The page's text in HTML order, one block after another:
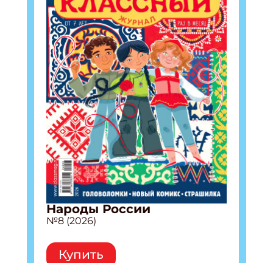
Народы России
№8 (2026)
Купить